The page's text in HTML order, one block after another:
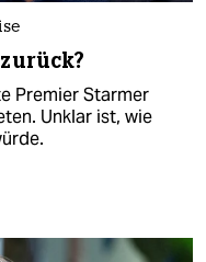
Premier Starmer
Unklar ist, wie